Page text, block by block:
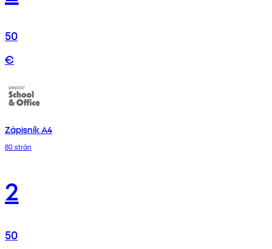
50
€
Zápisník A4
80 strán
2
50